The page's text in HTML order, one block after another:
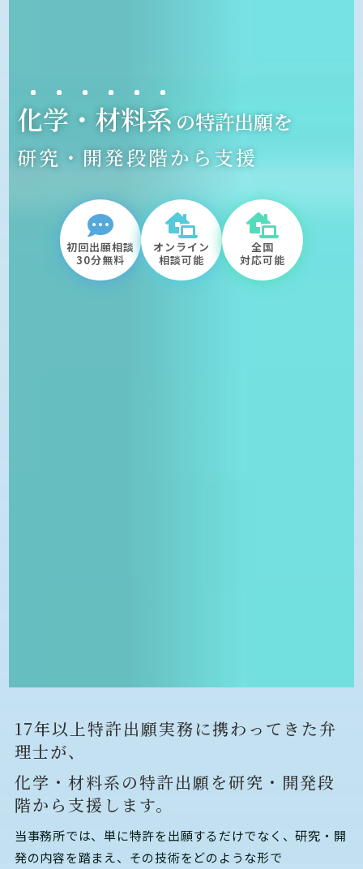
化学・材料系 の特許出願を
研究・開発段階から支援

初回出願相談
30分無料

オンライン
相談可能

全国
対応可能
17年以上特許出願実務に携わってきた弁
理士が、
化学・材料系の特許出願を研究・開発段
階から支援します。
当事務所では、単に特許を出願するだけでなく、研究・開
発の内容を踏まえ、その技術をどのような形で